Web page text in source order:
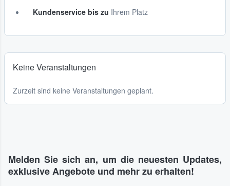
Kundenservice bis zu Ihrem Platz
Keine Veranstaltungen
Zurzeit sind keine Veranstaltungen geplant.
Melden Sie sich an, um die neuesten Updates,
exklusive Angebote und mehr zu erhalten!